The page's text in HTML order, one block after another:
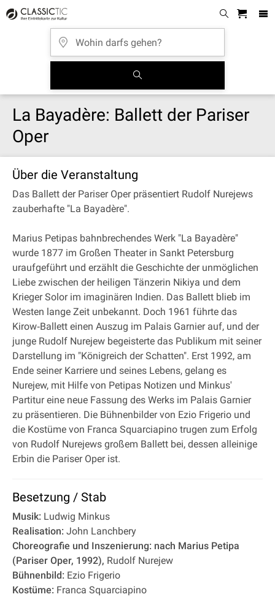
La Bayadère: Ballett der Pariser
Oper
Über die Veranstaltung
Das Ballett der Pariser Oper präsentiert Rudolf Nurejews
zauberhafte "La Bayadère".
Marius Petipas bahnbrechendes Werk "La Bayadère"
wurde 1877 im Großen Theater in Sankt Petersburg
uraufgeführt und erzählt die Geschichte der unmöglichen
Liebe zwischen der heiligen Tänzerin Nikiya und dem
Krieger Solor im imaginären Indien. Das Ballett blieb im
Westen lange Zeit unbekannt. Doch 1961 führte das
Kirow‐Ballett einen Auszug im Palais Garnier auf, und der
junge Rudolf Nurejew begeisterte das Publikum mit seiner
Darstellung im "Königreich der Schatten". Erst 1992, am
Ende seiner Karriere und seines Lebens, gelang es
Nurejew, mit Hilfe von Petipas Notizen und Minkus'
Partitur eine neue Fassung des Werks im Palais Garnier
zu präsentieren. Die Bühnenbilder von Ezio Frigerio und
die Kostüme von Franca Squarciapino trugen zum Erfolg
von Rudolf Nurejews großem Ballett bei, dessen alleinige
Erbin die Pariser Oper ist.
Besetzung / Stab
Musik: Ludwig Minkus
Realisation: John Lanchbery
Choreografie und Inszenierung: nach Marius Petipa
(Pariser Oper, 1992), Rudolf Nurejew
Bühnenbild: Ezio Frigerio
Kostüme: Franca Squarciapino